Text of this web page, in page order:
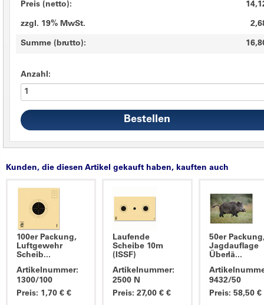
Preis (netto):
zzgl. 19% MwSt.
Summe (brutto):
Anzahl:
Kunden, die diesen Artikel gekauft haben, kauften auch
100er Packung,
Luftgewehr
Scheib...
Artikelnummer:
1300/100
Preis: 1,70 € €
Laufende
Scheibe 10m
(ISSF)
Artikelnummer:
2500 N
Preis: 27,00 € €
50er
Jagdauflage
Überlä...
9432/50
Preis: 58,50 €